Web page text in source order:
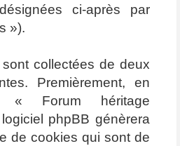
ci-après par
»).
collectées de deux
Premièrement, en
« Forum héritage
phpBB génèrera
de cookies qui sont de